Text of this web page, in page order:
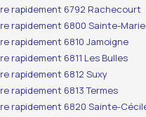
rapidement 6792 Rachecourt
rapidement 6800 Sainte-
rapidement 6810 Jamoigne
rapidement 6811 Les Bulles
rapidement 6812 Suxy
rapidement 6813 Termes
rapidement 6820 Sainte-